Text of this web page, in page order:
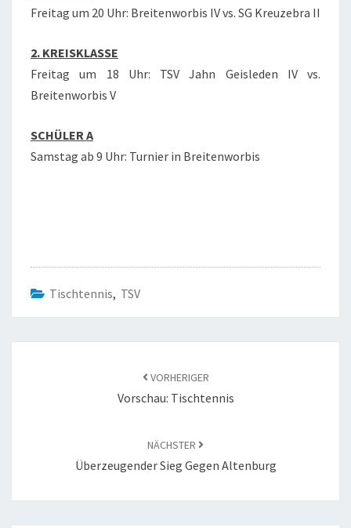
Freitag um 20 Uhr: Breitenworbis IV vs. SG Kreuzebra II
2. KREISKLASSE
Freitag um 18 Uhr: TSV Jahn Geisleden IV vs.
Breitenworbis V
SCHÜLER A
Samstag ab 9 Uhr: Turnier in Breitenworbis
Tischtennis, TSV
VORHERIGER
Vorschau: Tischtennis
NÄCHSTER
Überzeugender Sieg Gegen Altenburg